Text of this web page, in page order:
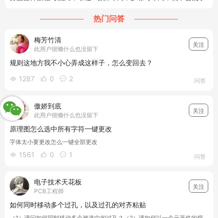
热门问答
梅芳竹清
此用户很懒什么也没留下
关注
规则这地方我不小心弄成这样子，怎么变回去？
 1287  0  2 问答
傲娇到底
此用户很懒什么也没留下
关注
原理图怎么选中所有字符一键更改
字体太小要更改怎么一键全部更改
 1561  0  1 问答
电子技术天花板
PCB工程师
关注
如何同时移动多个过孔，以及过孔的对齐粘贴